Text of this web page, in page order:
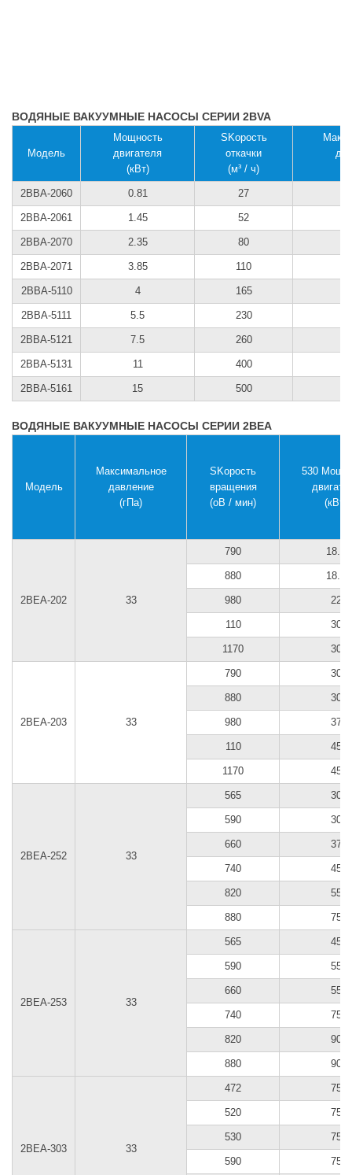
ВОДЯНЫЕ ВАКУУМНЫЕ НАСОСЫ СЕРИИ 2BVA
Модель
Мощность
двигателя
(кВт)
SKорость
откачки
(м³ / ч)
2BВА-2060 0.81 27
2BВА-2061 1.45 52
2BВА-2070 2.35 80
2BВА-2071 3.85 110
2BВА-5110 4 165
2BВА-5111 5.5 230
2BВА-5121 7.5 260
2BВА-5131 11 400
2BВА-5161 15 500
ВОДЯНЫЕ ВАКУУМНЫЕ НАСОСЫ СЕРИИ 2BEA
Модель
Максимальное
давление
(гПа)
SKорость
вращения
(оB / мин)
530
(кВт)
2BEA-202 33
790 18.5
880 18.5
980 22
110 30
1170 30
2BEA-203 33
790 30
880 30
980 37
110 45
1170 45
2BEA-252 33
565 30
590 30
660 37
740 45
820 55
880 75
2BEA-253 33
565 45
590 55
660 55
740 75
820 90
880 90
2BEA-303 33
472 75
520 75
530 75
590 75